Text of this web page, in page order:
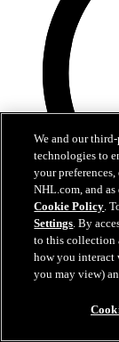
1:14
Wallstedt,
Minnesota eliminó
We and our
technologies to
your
NHL.com, and
Cookie Policy.
Settings. By
to this collection
how you interact
you may view)